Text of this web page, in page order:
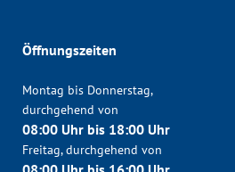
Öffnungszeiten
Montag bis Donnerstag,
durchgehend von
08:00 Uhr bis 18:00 Uhr
Freitag, durchgehend von